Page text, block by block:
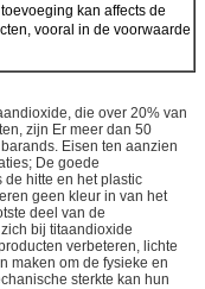
kan affects de
vooral in de voorwaarde
die over 20% van
zijn Er meer dan 50
Eisen ten aanzien
De goede
hitte en het plastic
geen kleur in van het
deel van de
bij titaandioxide
verbeteren, lichte
maken om de fysieke en
sterkte kan hun